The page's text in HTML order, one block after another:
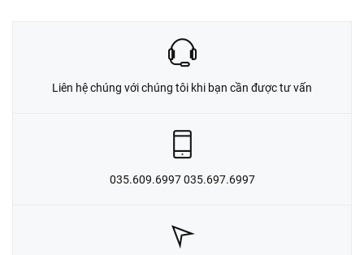
Liên hệ chúng với chúng tôi khi bạn cần được tư vấn
035.609.6997 035.697.6997